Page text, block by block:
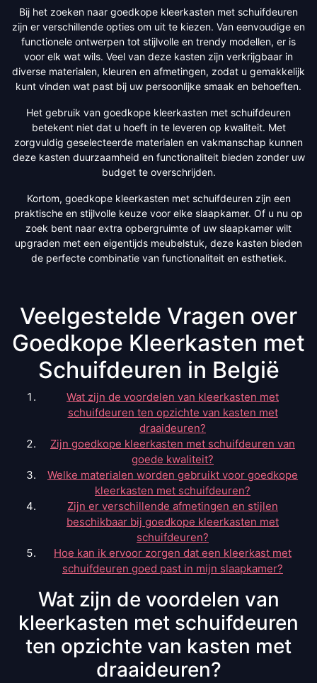
Bij het zoeken naar goedkope kleerkasten met schuifdeuren
zijn er verschillende opties om uit te kiezen. Van eenvoudige en
functionele ontwerpen tot stijlvolle en trendy modellen, er is
voor elk wat wils. Veel van deze kasten zijn verkrijgbaar in
diverse materialen, kleuren en afmetingen, zodat u gemakkelijk
kunt vinden wat past bij uw persoonlijke smaak en behoeften.
Het gebruik van goedkope kleerkasten met schuifdeuren
betekent niet dat u hoeft in te leveren op kwaliteit. Met
zorgvuldig geselecteerde materialen en vakmanschap kunnen
deze kasten duurzaamheid en functionaliteit bieden zonder uw
budget te overschrijden.
Kortom, goedkope kleerkasten met schuifdeuren zijn een
praktische en stijlvolle keuze voor elke slaapkamer. Of u nu op
zoek bent naar extra opbergruimte of uw slaapkamer wilt
upgraden met een eigentijds meubelstuk, deze kasten bieden
de perfecte combinatie van functionaliteit en esthetiek.
Veelgestelde Vragen over
Goedkope Kleerkasten met
Schuifdeuren in België
Wat zijn de voordelen van kleerkasten met
schuifdeuren ten opzichte van kasten met
draaideuren?
Zijn goedkope kleerkasten met schuifdeuren van
goede kwaliteit?
Welke materialen worden gebruikt voor goedkope
kleerkasten met schuifdeuren?
Zijn er verschillende afmetingen en stijlen
beschikbaar bij goedkope kleerkasten met
schuifdeuren?
Hoe kan ik ervoor zorgen dat een kleerkast met
schuifdeuren goed past in mijn slaapkamer?
Wat zijn de voordelen van
kleerkasten met schuifdeuren
ten opzichte van kasten met
draaideuren?